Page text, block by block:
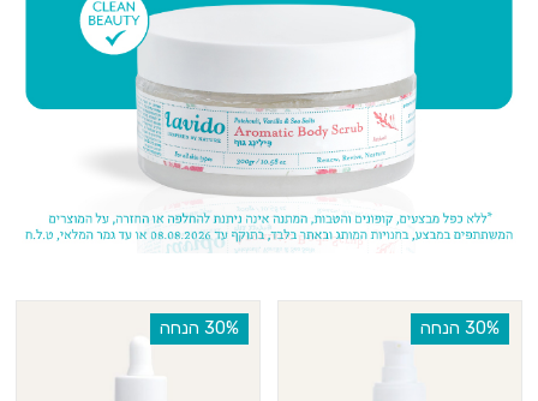
‫30% הנחה ‫30% הנחה